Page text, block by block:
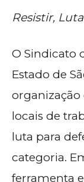
Resistir,
O Sindicato
Estado de
organização
locais de
luta para
categoria.
ferramenta